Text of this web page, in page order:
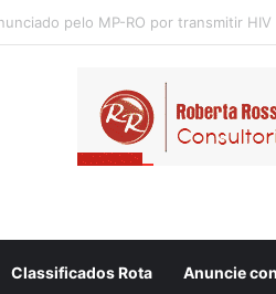
motociclista fugindo de viatura
Classificados Rota Anuncie